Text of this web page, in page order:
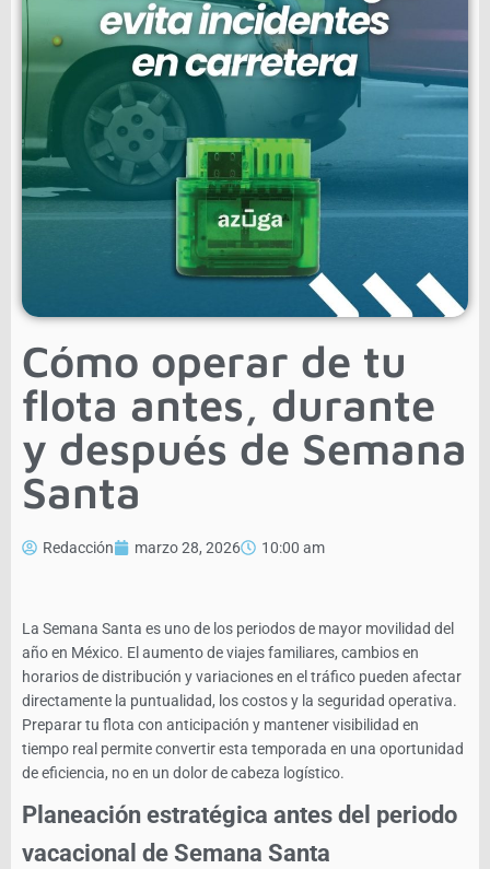
Cómo operar de tu
flota antes, durante
y después de Semana
Santa
Redacción marzo 28, 2026 10:00 am
La Semana Santa es uno de los periodos de mayor movilidad del
año en México. El aumento de viajes familiares, cambios en
horarios de distribución y variaciones en el tráfico pueden afectar
directamente la puntualidad, los costos y la seguridad operativa.
Preparar tu flota con anticipación y mantener visibilidad en
tiempo real permite convertir esta temporada en una oportunidad
de eficiencia, no en un dolor de cabeza logístico.
Planeación estratégica antes del periodo
vacacional de Semana Santa